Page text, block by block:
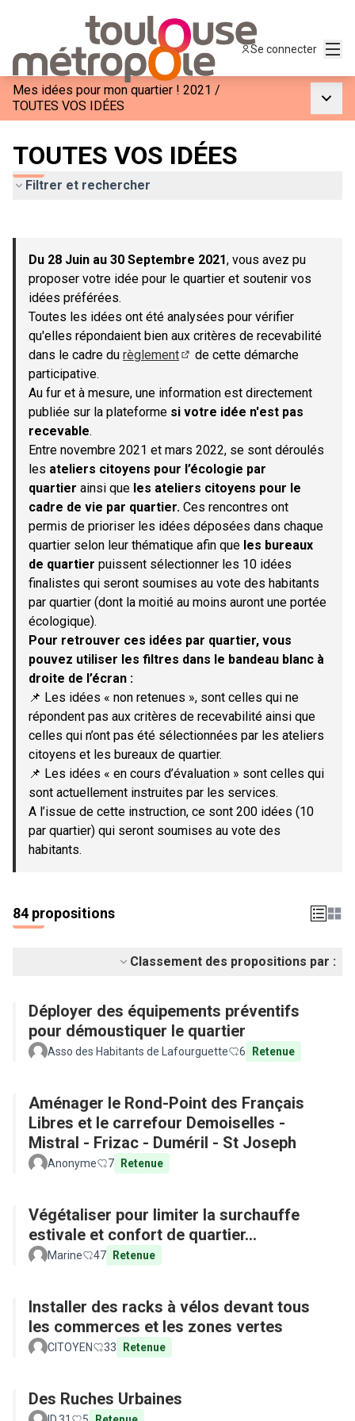
Se connecter
Mes idées pour mon quartier ! 2021 /
TOUTES VOS IDÉES
TOUTES VOS IDÉES
Filtrer et rechercher
−
Du 28 Juin au 30 Septembre 2021, vous avez pu
proposer votre idée pour le quartier et soutenir vos
idées préférées.
Toutes les idées ont été analysées pour vérifier
qu'elles répondaient bien aux critères de recevabilité
dans le cadre du règlement
de cette démarche
participative.
Au fur et à mesure, une information est directement
publiée sur la plateforme si votre idée n'est pas
recevable.
Entre novembre 2021 et mars 2022, se sont déroulés
les ateliers citoyens pour l’écologie par
quartier ainsi que les ateliers citoyens pour le
cadre de vie par quartier. Ces rencontres ont
permis de prioriser les idées déposées dans chaque
quartier selon leur thématique afin que les bureaux
de quartier puissent sélectionner les 10 idées
finalistes qui seront soumises au vote des habitants
par quartier (dont la moitié au moins auront une portée
écologique).
Pour retrouver ces idées par quartier, vous
pouvez utiliser les filtres dans le bandeau blanc à
droite de l’écran :
📌 Les idées « non retenues », sont celles qui ne
répondent pas aux critères de recevabilité ainsi que
celles qui n’ont pas été sélectionnées par les ateliers
citoyens et les bureaux de quartier.
📌 Les idées « en cours d’évaluation » sont celles qui
sont actuellement instruites par les services.
A l’issue de cette instruction, ce sont 200 idées (10
par quartier) qui seront soumises au vote des
habitants.
84 propositions
Classement des propositions par :
Déployer des équipements préventifs
pour démoustiquer le quartier
Asso des Habitants de Lafourguette 6 Retenue
Aménager le Rond-Point des Français
Libres et le carrefour Demoiselles -
Mistral - Frizac - Duméril - St Joseph
Anonyme 7 Retenue
Végétaliser pour limiter la surchauffe
estivale et confort de quartier...
Marine 47 Retenue
Installer des racks à vélos devant tous
les commerces et les zones vertes
CITOYEN 33 Retenue
Des Ruches Urbaines